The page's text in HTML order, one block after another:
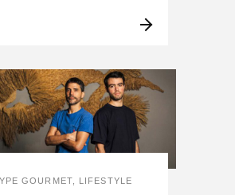
GOURMET, LIFESTYLE